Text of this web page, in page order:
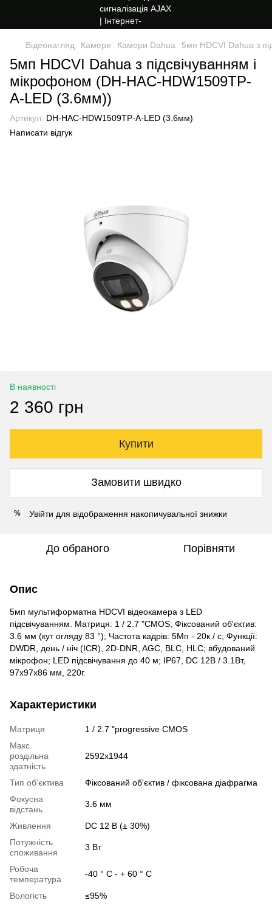
Відеонагляд Камери Камери Dahua 5мп HDCVI Dahua з
5мп HDCVI Dahua з підсвічуванням і
мікрофоном (DH-HAC-HDW1509TP-
A-LED (3.6мм))
Артикул: DH-HAC-HDW1509TP-A-LED (3.6мм)
Написати відгук
В наявності
2 360 грн
Купити
Замовити швидко
% Увійти для відображення накопичувальної знижки
До обраного Порівняти
Опис
5мп мультиформатна HDCVI відеокамера з LED
підсвічуванням. Матриця: 1 / 2.7 "CMOS; Фіксований об'єктив:
3.6 мм (кут огляду 83 °); Частота кадрів: 5Мп - 20к / с; Функції:
DWDR, день / ніч (ICR), 2D-DNR, AGC, BLC, HLC; вбудований
мікрофон; LED підсвічування до 40 м; IP67, DC 12В / 3.1Вт,
97х97х86 мм, 220г.
Характеристики
Матриця
1 / 2.7 "progressive CMOS
Макс.
роздільна
здатність
2592x1944
Тип об'єктива
Фіксований об'єктив / фіксована діафрагма
Фокусна
відстань
3.6 мм
Живлення
DC 12 В (± 30%)
Потужність
споживання
3 Вт
Робоча
температура
-40 ° C - + 60 ° C
Вологість
≤95%